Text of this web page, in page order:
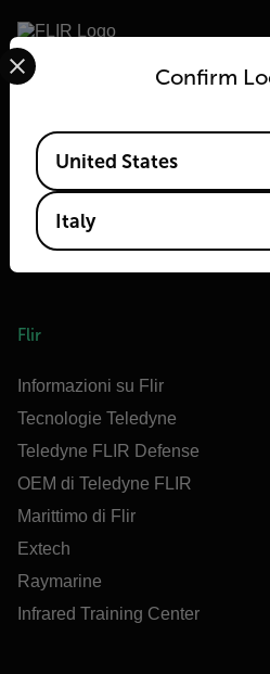
2026 © Flir Tutti i diritti riservati.
Flir
Informazioni su Flir
Tecnologie Teledyne
Teledyne FLIR Defense
OEM di Teledyne FLIR
Marittimo di Flir
Extech
Raymarine
Infrared Training Center
Confirm
Select your preferred country
Available Locations
United States
Italy